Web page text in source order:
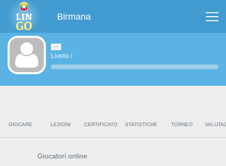
Birmana
Livello /
GIOCARE LEZIONI CERTIFICATO STATISTICHE TORNEO
Giocatori online